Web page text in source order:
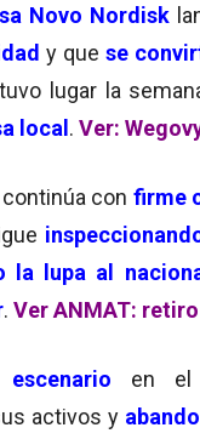
Novo Nordisk
y quese
tuvo lugar la
local. Ver:
con firme
la lupa al
. Ver ANMAT:
escenario en el
activos y